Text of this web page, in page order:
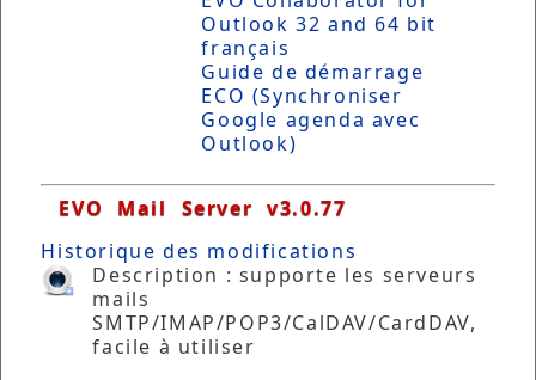
Outlook 32 and 64 bit
français
Guide de démarrage
ECO (Synchroniser
Google agenda avec
Outlook)
EVO Mail Server v3.0.77
Historique des modifications
Description : supporte les serveurs
mails
SMTP/IMAP/POP3/CalDAV/CardDAV,
facile à utiliser